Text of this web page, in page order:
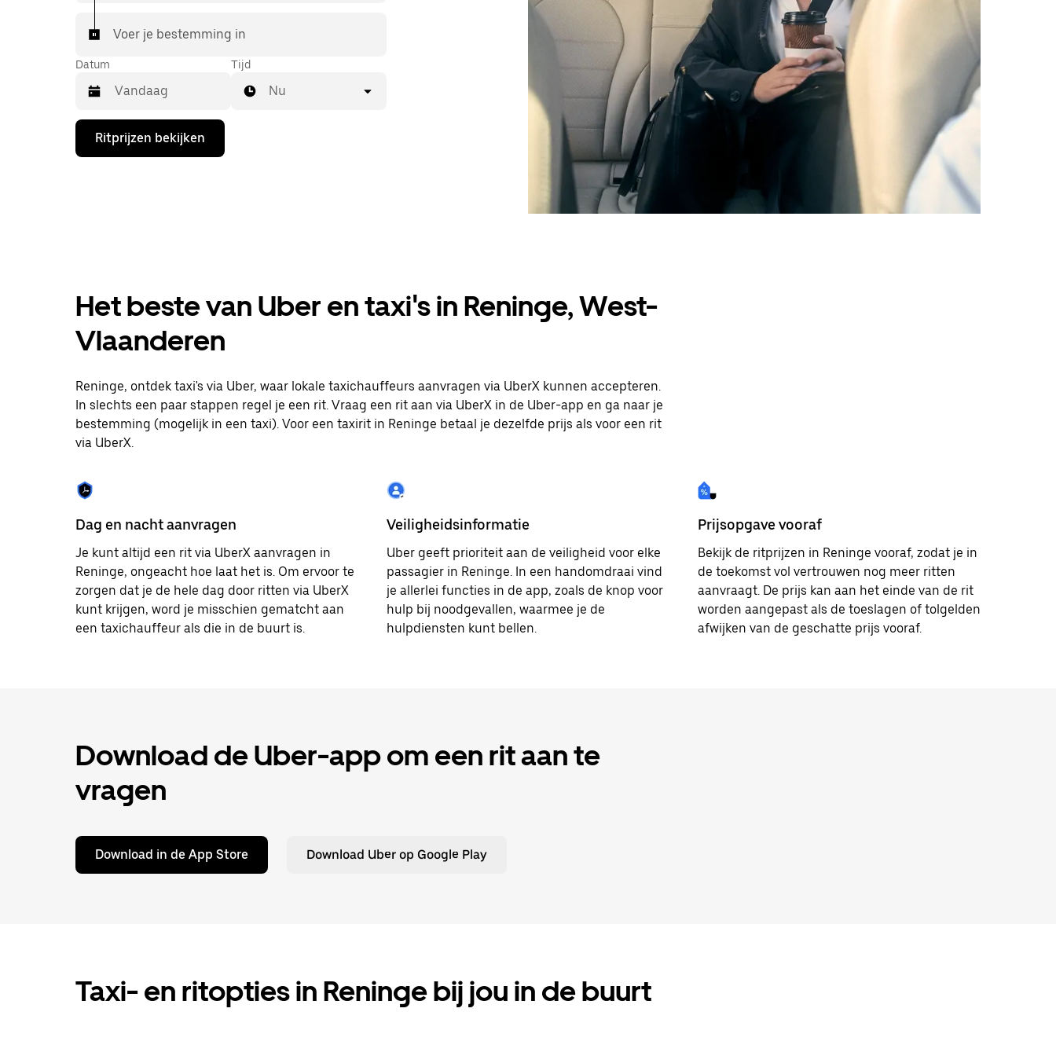
Voer je bestemming in
Datum
Druk
de
datum
te
Druk
om
de
agenda
te
sluiten.
Tijd
Nu
Ritprijzen bekijken
Het beste van Uber en taxi's in Reninge, West-
Vlaanderen
Reninge, ontdek taxi's via Uber, waar lokale taxichauffeurs aanvragen via UberX kunnen accepteren.
In slechts een paar stappen regel je een rit. Vraag een rit aan via UberX in de Uber-app en ga naar je
bestemming (mogelijk in een taxi). Voor een taxirit in Reninge betaal je dezelfde prijs als voor een rit
via UberX.
Dag en nacht aanvragen
Je kunt altijd een rit via UberX aanvragen in
Reninge, ongeacht hoe laat het is. Om ervoor te
zorgen dat je de hele dag door ritten via UberX
kunt krijgen, word je misschien gematcht aan
een taxichauffeur als die in de buurt is.
Veiligheidsinformatie
Uber geeft prioriteit aan de veiligheid voor elke
passagier in Reninge. In een handomdraai vind
je allerlei functies in de app, zoals de knop voor
hulp bij noodgevallen, waarmee je de
hulpdiensten kunt bellen.
Prijsopgave vooraf
Bekijk de ritprijzen in Reninge vooraf, zodat je in
de toekomst vol vertrouwen nog meer ritten
aanvraagt. De prijs kan aan het einde van de rit
worden aangepast als de toeslagen of tolgelden
afwijken van de geschatte prijs vooraf.
Download de Uber-app om een rit aan te
vragen
Download in de App Store Download Uber op Google Play
Taxi- en ritopties in Reninge bij jou in de buurt